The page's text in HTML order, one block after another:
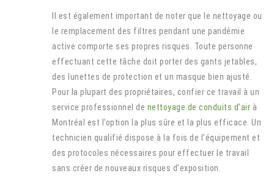
Il est également important de noter que le nettoyage ou
le remplacement des filtres pendant une pandémie
active comporte ses propres risques. Toute personne
effectuant cette tâche doit porter des gants jetables,
des lunettes de protection et un masque bien ajusté.
Pour la plupart des propriétaires, confier ce travail à un
service professionnel de nettoyage de conduits d’air à
Montréal est l’option la plus sûre et la plus efficace. Un
technicien qualifié dispose à la fois de l’équipement et
des protocoles nécessaires pour effectuer le travail
sans créer de nouveaux risques d’exposition.